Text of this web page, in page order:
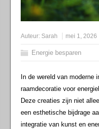
Auteur: Sarah mei 1, 2026
Energie besparen
In de wereld van moderne
raamdecoratie voor
Deze creaties zijn niet
een esthetische bijdrage
integratie van kunst en